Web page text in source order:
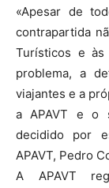
«Apesar de
contrapartida
Turísticos e às
problema, a
viajantes e a
a APAVT e o
decidido por
APAVT, Pedro
A APAVT